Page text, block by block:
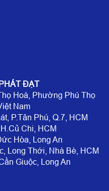
ĐẠT
Hoà, Phường Phú Thọ
Nam
P.Tân Phú, Q.7, HCM
Chi, HCM
Hòa, Long An
Long Thới, Nhà Bè, HCM
Giuộc, Long An